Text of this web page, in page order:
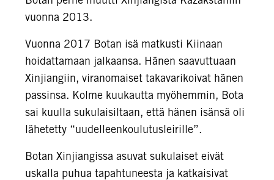
vuonna 2013.
Vuonna 2017 Botan isä matkusti Kiinaan
hoidattamaan jalkaansa. Hänen saavuttuaan
Xinjiangiin, viranomaiset takavarikoivat hänen
passinsa. Kolme kuukautta myöhemmin, Bota
sai kuulla sukulaisiltaan, että hänen isänsä oli
lähetetty “uudelleenkoulutusleirille”.
Botan Xinjiangissa asuvat sukulaiset eivät
uskalla puhua tapahtuneesta ja katkaisivat